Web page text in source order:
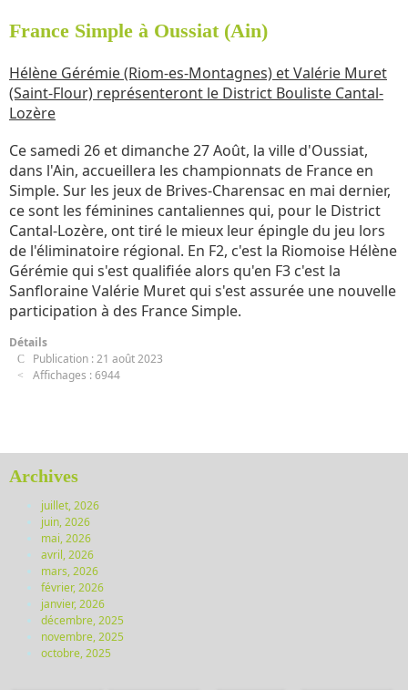
France Simple à Oussiat (Ain)
Hélène Gérémie (Riom-es-Montagnes) et Valérie Muret
(Saint-Flour) représenteront le District Bouliste Cantal-
Lozère
Ce samedi 26 et dimanche 27 Août, la ville d'Oussiat,
dans l'Ain, accueillera les championnats de France en
Simple. Sur les jeux de Brives-Charensac en mai dernier,
ce sont les féminines cantaliennes qui, pour le District
Cantal-Lozère, ont tiré le mieux leur épingle du jeu lors
de l'éliminatoire régional. En F2, c'est la Riomoise Hélène
Gérémie qui s'est qualifiée alors qu'en F3 c'est la
Sanfloraine Valérie Muret qui s'est assurée une nouvelle
participation à des France Simple.
Détails
Publication : 21 août 2023
Affichages : 6944
Archives
juillet, 2026
juin, 2026
mai, 2026
avril, 2026
mars, 2026
février, 2026
janvier, 2026
décembre, 2025
novembre, 2025
octobre, 2025